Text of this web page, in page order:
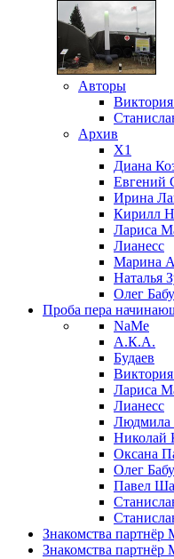
Авторы
Архив
X1
Диана
Евгений
Ирина
Кирилл
Лариса
Лианесс
Марина
Наталья
Олег
Проба пера
NaMe
А.К.А.
Будаев
Лариса
Лианесс
Людмила
Николай
Оксана
Олег
Павел
Знакомства партнёр
Знакомства партнёр